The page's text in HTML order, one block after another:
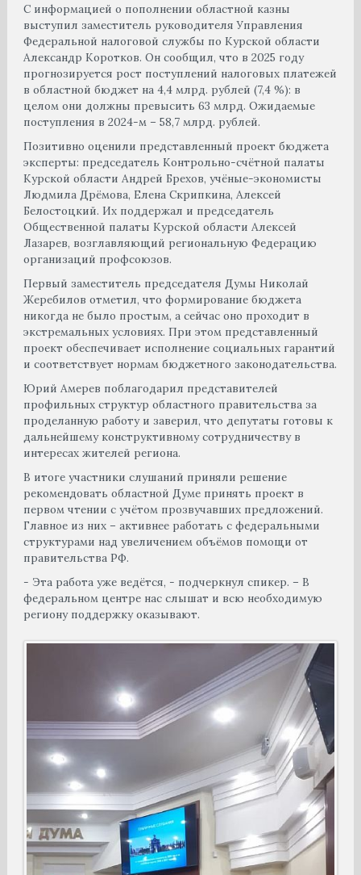
С информацией о пополнении областной казны
выступил заместитель руководителя Управления
Федеральной налоговой службы по Курской области
Александр Коротков. Он сообщил, что в 2025 году
прогнозируется рост поступлений налоговых платежей
в областной бюджет на 4,4 млрд. рублей (7,4 %): в
целом они должны превысить 63 млрд. Ожидаемые
поступления в 2024-м – 58,7 млрд. рублей.
Позитивно оценили представленный проект бюджета
эксперты: председатель Контрольно-счётной палаты
Курской области Андрей Брехов, учёные-экономисты
Людмила Дрёмова, Елена Скрипкина, Алексей
Белостоцкий. Их поддержал и председатель
Общественной палаты Курской области Алексей
Лазарев, возглавляющий региональную Федерацию
организаций профсоюзов.
Первый заместитель председателя Думы Николай
Жеребилов отметил, что формирование бюджета
никогда не было простым, а сейчас оно проходит в
экстремальных условиях. При этом представленный
проект обеспечивает исполнение социальных гарантий
и соответствует нормам бюджетного законодательства.
Юрий Амерев поблагодарил представителей
профильных структур областного правительства за
проделанную работу и заверил, что депутаты готовы к
дальнейшему конструктивному сотрудничеству в
интересах жителей региона.
В итоге участники слушаний приняли решение
рекомендовать областной Думе принять проект в
первом чтении с учётом прозвучавших предложений.
Главное из них – активнее работать с федеральными
структурами над увеличением объёмов помощи от
правительства РФ.
- Эта работа уже ведётся, - подчеркнул спикер. – В
федеральном центре нас слышат и всю необходимую
региону поддержку оказывают.